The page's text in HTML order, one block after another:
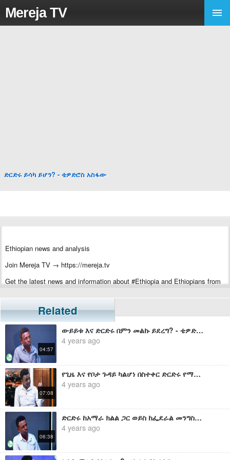
Mereja TV
ድርድሩ ይሳካ ይሆን? - ቴዎድሮስ አስፋው
Ethiopian news and analysis
Join Mereja TV → https://mereja.tv
Get the latest news and information about #Ethiopia and Ethiopians from
For inquiry or additional information, visit Mereja.com
Mereja presents Ethiopian news, Ethiopian music, sports, arts, and
entertainment
Related
04:57
ውይይቱ እና ድርድሩ በምን መልኩ ይደረግ? - ቴዎድሮስ አስፋው
4 years ago
07:08
የጊዜ እና የቦታ ጉዳይ ካልሆነ በስተቀር ድርድሩ የማይቀር ነገር ነው - ቴዎድሮስ አስፋው
4 years ago
06:38
ድርድሩ ከአማራ ክልል ጋር ወይስ ከፌደራል መንግስቱ ጋር? - ቴዎድሮስ አስፋው
4 years ago